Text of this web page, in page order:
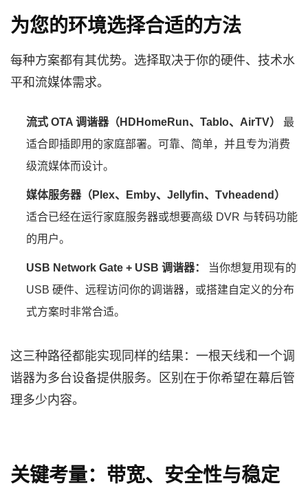
为您的环境选择合适的方法
每种方案都有其优势。选择取决于你的硬件、技术水
平和流媒体需求。
流式 OTA 调谐器（HDHomeRun、Tablo、AirTV）
最
适合即插即用的家庭部署。可靠、简单，并且专为消费
级流媒体而设计。
媒体服务器（Plex、Emby、Jellyfin、Tvheadend）
适合已经在运行家庭服务器或想要高级 DVR 与转码功能
的用户。
USB Network Gate + USB 调谐器：
当你想复用现有的
USB 硬件、远程访问你的调谐器，或搭建自定义的分布
式方案时非常合适。
这三种路径都能实现同样的结果：一根天线和一个调
谐器为多台设备提供服务。区别在于你希望在幕后管
理多少内容。
关键考量：带宽、安全性与稳定